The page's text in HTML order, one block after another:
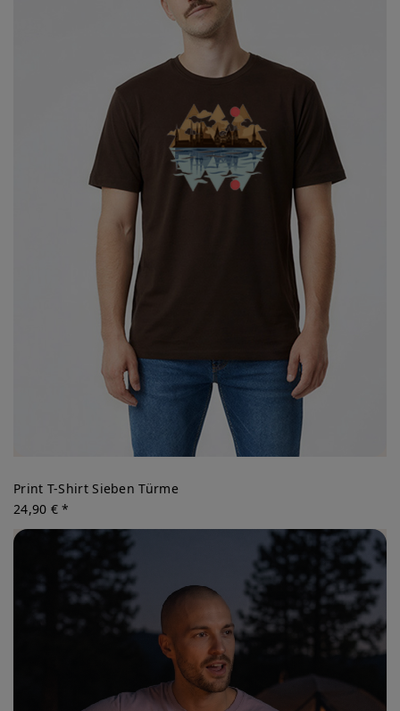
Print T-Shirt Sieben Türme
24,90 € *